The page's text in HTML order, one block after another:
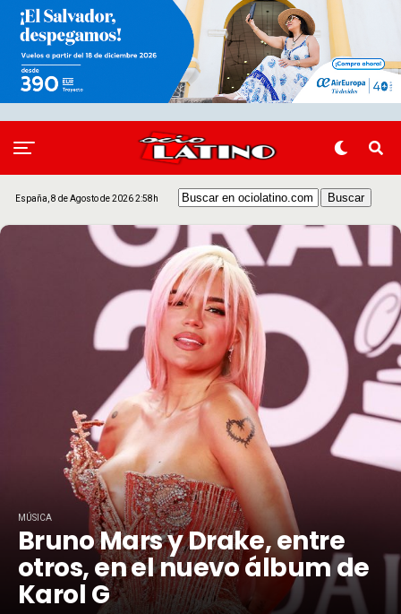
España, 8 de Agosto de 2026 2:58h
MÚSICA
Bruno Mars y Drake, entre
otros, en el nuevo álbum de
Karol G